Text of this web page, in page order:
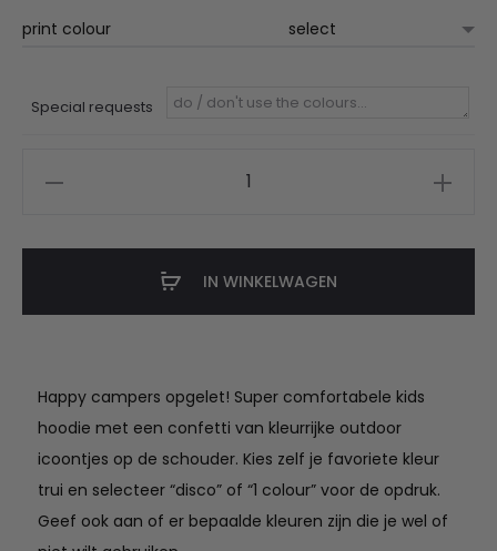
Happy campers opgelet! Super comfortabele kids
hoodie met een confetti van kleurrijke outdoor
icoontjes op de schouder. Kies zelf je favoriete kleur
trui en selecteer “disco” of “1 colour” voor de opdruk.
Geef ook aan of er bepaalde kleuren zijn die je wel of
print colour
Special requests
IN WINKELWAGEN